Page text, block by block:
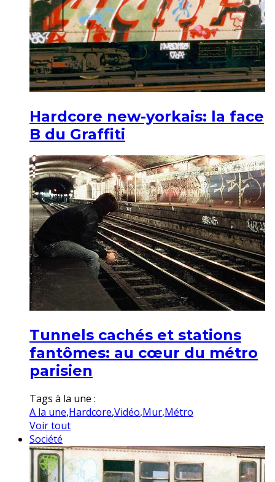
Hardcore new-yorkais: la face
B du Graffiti
Tunnels cachés et stations
fantômes: au cœur du métro
parisien
Tags à la une :
A la une,Hardcore,Vidéo,Mur,Métro
Voir tout
Société